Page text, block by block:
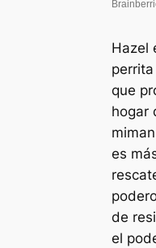
Hazel
que
hogar
es
de
el